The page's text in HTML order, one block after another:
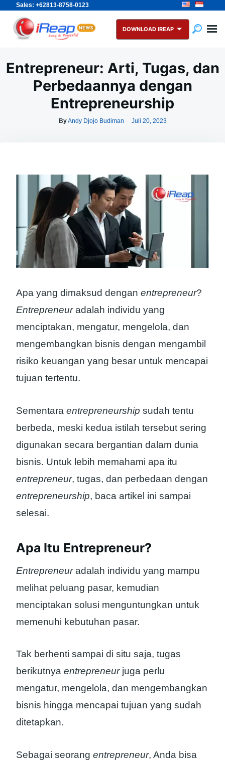
Sales: +62813-8758-0123
Skip
content
Search
for:
DOWNLOAD IREAP
Entrepreneur: Arti, Tugas, dan
Perbedaannya dengan
Entrepreneurship
ByAndy Djojo Budiman Juli 20, 2023
Apa yang dimaksud dengan entrepreneur?
Entrepreneuradalah individu yang
menciptakan, mengatur, mengelola, dan
mengembangkan bisnis dengan mengambil
risiko keuangan yang besar untuk mencapai
tujuan tertentu.
Sementara entrepreneurship sudah tentu
berbeda, meski kedua istilah tersebut sering
digunakan secara bergantian dalam dunia
bisnis. Untuk lebih memahami apa itu
entrepreneur, tugas, dan perbedaan dengan
entrepreneurship, baca artikel ini sampai
selesai.
Apa Itu Entrepreneur?
Entrepreneuradalah individu yang mampu
melihat peluang pasar, kemudian
menciptakan solusi menguntungkan untuk
memenuhi kebutuhan pasar.
Tak berhenti sampai di situ saja, tugas
berikutnya entrepreneurjuga perlu
mengatur, mengelola, dan mengembangkan
bisnis hingga mencapai tujuan yang sudah
ditetapkan.
Sebagai seorang entrepreneur, Anda bisa